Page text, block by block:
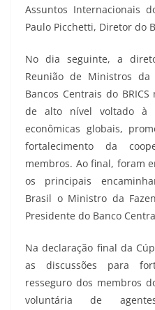
Assuntos Internacionais
Paulo Picchetti, Diretor do
No dia seguinte, a
Reunião de Ministros da
Bancos Centrais do
de alto nível voltado à
econômicas globais,
fortalecimento da
membros. Ao final, foram
os principais
Brasil o Ministro da
Presidente do Banco
Na declaração final da
as discussões para
resseguro dos membros
voluntária de